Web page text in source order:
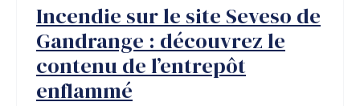
Incendie sur le site Seveso de
Gandrange : découvrez le
contenu de l’entrepôt
enflammé